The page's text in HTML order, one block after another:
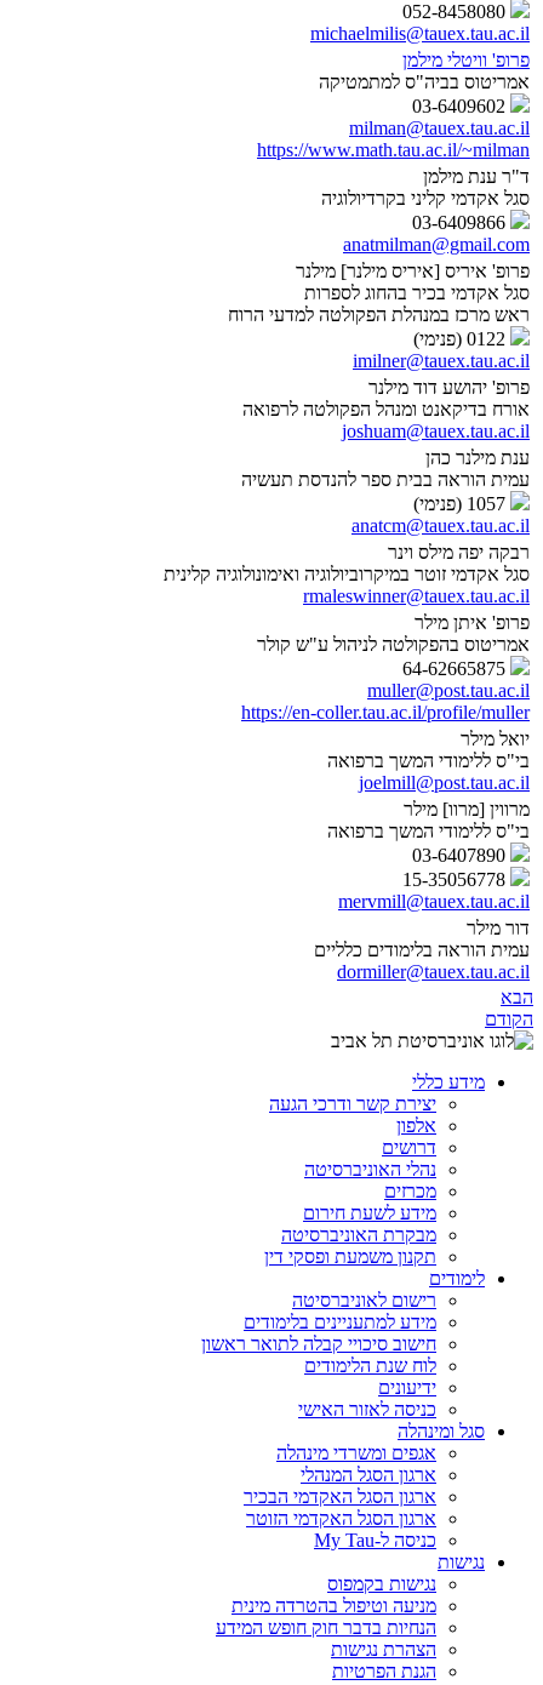
michaelmilis@tauex.tau.ac.il
פרופ' וויטלי מילמן
אמריטוס בביה"ס למתמטיקה
milman@tauex.tau.ac.il
https://www.math.tau.ac.il/~milman
ד"ר ענת מילמן
סגל אקדמי קליני בקרדיולוגיה
anatmilman@gmail.com
פרופ' איריס [איריס מילנר] מילנר
סגל אקדמי בכיר בהחוג לספרות
ראש מרכז במנהלת הפקולטה למדעי הרוח
imilner@tauex.tau.ac.il
פרופ' יהושע דוד מילנר
אורח בדיקאנט ומנהל הפקולטה לרפואה
joshuam@tauex.tau.ac.il
ענת מילנר כהן
עמית הוראה בבית ספר להנדסת תעשיה
anatcm@tauex.tau.ac.il
רבקה יפה מילס וינר
סגל אקדמי זוטר במיקרוביולוגיה ואימונולוגיה קלינית
rmaleswinner@tauex.tau.ac.il
פרופ' איתן מילר
אמריטוס בהפקולטה לניהול ע"ש קולר
muller@post.tau.ac.il
https://en-coller.tau.ac.il/profile/muller
יואל מילר
בי"ס ללימודי המשך ברפואה
joelmill@post.tau.ac.il
מרווין [מרוו] מילר
בי"ס ללימודי המשך ברפואה
mervmill@tauex.tau.ac.il
דור מילר
עמית הוראה בלימודים כלליים
dormiller@tauex.tau.ac.il
הבא
הקודם
מידע כללי
יצירת קשר ודרכי הגעה
אלפון
דרושים
נהלי האוניברסיטה
מכרזים
מידע לשעת חירום
מבקרת האוניברסיטה
תקנון משמעת ופסקי דין
לימודים
רישום לאוניברסיטה
מידע למתעניינים בלימודים
חישוב סיכויי קבלה לתואר ראשון
לוח שנת הלימודים
ידיעונים
כניסה לאזור האישי
סגל ומינהלה
אגפים ומשרדי מינהלה
ארגון הסגל המנהלי
ארגון הסגל האקדמי הבכיר
ארגון הסגל האקדמי הזוטר
כניסה ל-My Tau
נגישות
נגישות בקמפוס
מניעה וטיפול בהטרדה מינית
הנחיות בדבר חוק חופש המידע
הצהרת נגישות
הגנת הפרטיות